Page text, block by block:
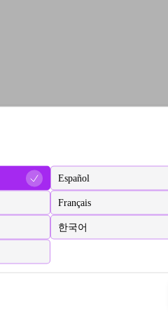
Español
Français
한국어